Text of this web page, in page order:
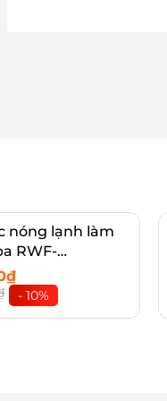
nóng lạnh làm
RWF-
- 10%